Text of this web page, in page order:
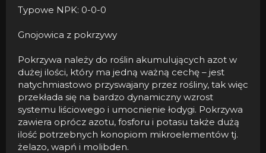
Typowe NPK: 0-0-0
Gnojowica z pokrzywy
Pokrzywa należy do roślin akumulujących azot w
dużej ilości, który ma jedną ważną cechę – jest
natychmiastowo przyswajany przez rośliny, tak więc
przekłada się na bardzo dynamiczny wzrost
systemu liściowego i umocnienie łodygi. Pokrzywa
zawiera oprócz azotu, fosforu i potasu także dużą
ilość potrzebnych konopiom mikroelementów tj.
żelazo, wapń i molibden.